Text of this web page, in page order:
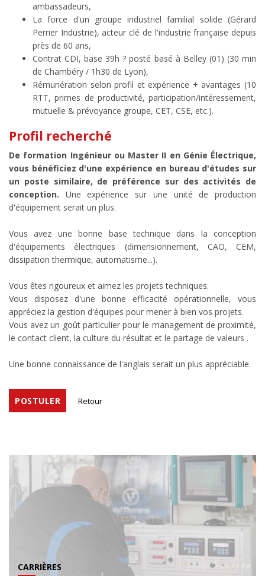
ambassadeurs,
La force d'un groupe industriel familial solide (Gérard
Perrier Industrie), acteur clé de l'industrie française depuis
près de 60 ans,
Contrat CDI, base 39h ? posté basé à Belley (01) (30 min
de Chambéry / 1h30 de Lyon),
Rémunération selon profil et expérience + avantages (10
RTT, primes de productivité, participation/intéressement,
mutuelle & prévoyance groupe, CET, CSE, etc.).
Profil recherché
De formation Ingénieur ou Master II en Génie Électrique,
vous bénéficiez d'une expérience en bureau d'études sur
un poste similaire, de préférence sur des activités de
conception. Une expérience sur une unité de production
d'équipement serait un plus.
Vous avez une bonne base technique dans la conception
d'équipements électriques (dimensionnement, CAO, CEM,
dissipation thermique, automatisme...).
Vous êtes rigoureux et aimez les projets techniques.
Vous disposez d'une bonne efficacité opérationnelle, vous
appréciez la gestion d'équipes pour mener à bien vos projets.
Vous avez un goût particulier pour le management de proximité,
le contact client, la culture du résultat et le partage de valeurs .
Une bonne connaissance de l'anglais serait un plus appréciable.
Retour
POSTULER
CARRIÈRES